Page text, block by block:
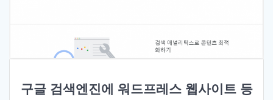
구글 검색엔진에 워드프레스 웹사이트 등